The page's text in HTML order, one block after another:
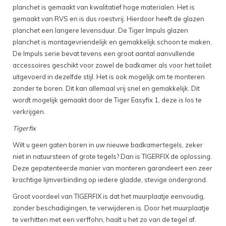
planchet is gemaakt van kwalitatief hoge materialen. Het is
gemaakt van RVS en is dus roestvrij. Hierdoor heeft de glazen
planchet een langere levensduur. De Tiger Impuls glazen
planchet is montagevriendelijk en gemakkelijk schoon te maken.
De Impuls serie bevat tevens een groot aantal aanvullende
accessoires geschikt voor zowel de badkamer als voor het toilet
uitgevoerd in dezelfde stijl. Het is ook mogelijk om te monteren
zonder te boren. Dit kan allemaal vrij snel en gemakkelijk. Dit
wordt mogelijk gemaakt door de Tiger Easyfix 1, deze is los te
verkrijgen.
Tigerfix
Wilt u geen gaten boren in uw nieuwe badkamertegels, zeker
niet in natuursteen of grote tegels? Dan is TIGERFIX de oplossing.
Deze gepatenteerde manier van monteren garandeert een zeer
krachtige lijmverbinding op iedere gladde, stevige ondergrond.
Groot voordeel van TIGERFIX is dat het muurplaatje eenvoudig,
zonder beschadigingen, te verwijderen is. Door het muurplaatje
te verhitten met een verffohn, haalt u het zo van de tegel af.